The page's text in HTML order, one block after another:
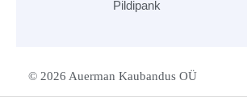
Pildipank
© 2026 Auerman Kaubandus OÜ